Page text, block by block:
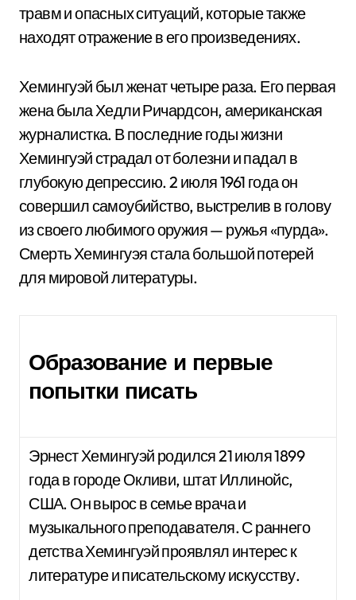
травм и опасных ситуаций, которые также
находят отражение в его произведениях.
Хемингуэй был женат четыре раза. Его первая
жена была Хедли Ричардсон, американская
журналистка. В последние годы жизни
Хемингуэй страдал от болезни и падал в
глубокую депрессию. 2 июля 1961 года он
совершил самоубийство, выстрелив в голову
из своего любимого оружия — ружья «пурда».
Смерть Хемингуэя стала большой потерей
для мировой литературы.
Образование и первые
попытки писать
Эрнест Хемингуэй родился 21 июля 1899
года в городе Окливи, штат Иллинойс,
США. Он вырос в семье врача и
музыкального преподавателя. С раннего
детства Хемингуэй проявлял интерес к
литературе и писательскому искусству.